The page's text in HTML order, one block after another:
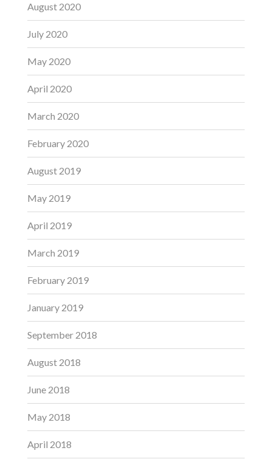
August 2020
July 2020
May 2020
April 2020
March 2020
February 2020
August 2019
May 2019
April 2019
March 2019
February 2019
January 2019
September 2018
August 2018
June 2018
May 2018
April 2018